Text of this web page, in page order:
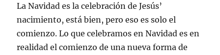
La Navidad es la celebración de Jesús’
nacimiento, está bien, pero eso es solo el
comienzo. Lo que celebramos en Navidad es en
realidad el comienzo de una nueva forma de